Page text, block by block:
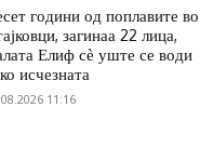
години од поплавите во
загинаа 22 лица,
Елиф сѐ уште се води
исчезната
11:16